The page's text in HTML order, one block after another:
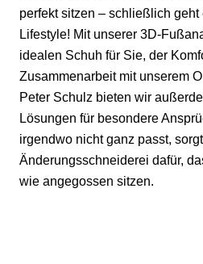
perfekt sitzen – schließlich
Lifestyle! Mit unserer 3D-
idealen Schuh für Sie, der
Zusammenarbeit mit unserem
Peter Schulz bieten wir
Lösungen für besondere
irgendwo nicht ganz passt,
Änderungsschneiderei dafür,
wie angegossen sitzen.